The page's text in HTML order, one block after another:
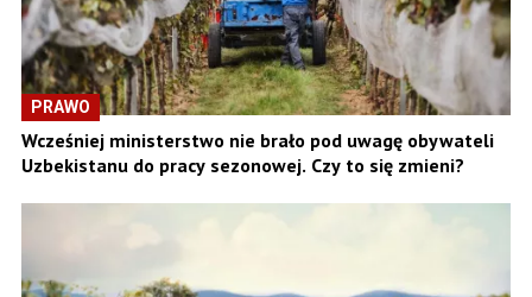
PRAWO
Wcześniej ministerstwo nie brało pod uwagę obywateli
Uzbekistanu do pracy sezonowej. Czy to się zmieni?